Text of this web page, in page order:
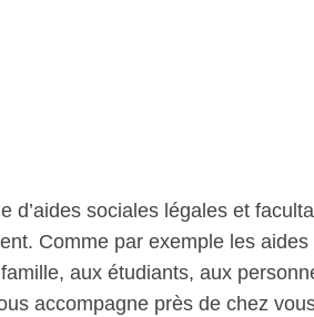
d’aides sociales légales et
Comme par exemple les
aux étudiants, aux
accompagne près de chez